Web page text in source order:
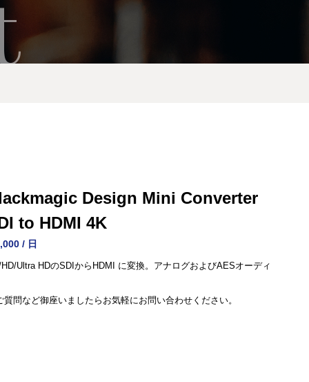
Design Mini Converter
to HDMI 4K
/ 日
Ultra HDのSDIからHDMI に変換。アナログおよびAESオーディ
問など御座いましたらお気軽にお問い合わせください。